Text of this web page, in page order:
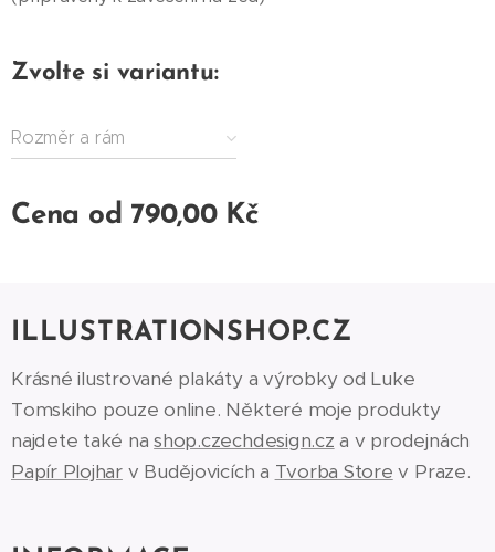
Zvolte si variantu:
Rozměr a rám
Cena od 790,00Kč
ILLUSTRATIONSHOP.CZ
Krásné ilustrované plakáty a výrobky od Luke
Tomskiho pouze online. Některé moje produkty
najdete také nashop.czechdesign.cz a v prodejnách
Papír Plojharv Budějovicích a Tvorba Store v Praze.